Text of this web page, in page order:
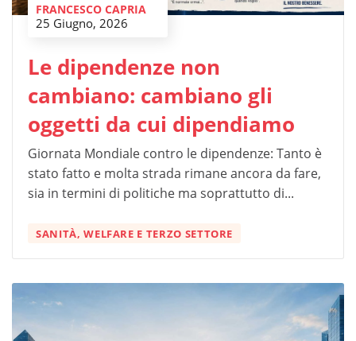
FRANCESCO CAPRIA
25 Giugno, 2026
Le dipendenze non
cambiano: cambiano gli
oggetti da cui dipendiamo
Giornata Mondiale contro le dipendenze: Tanto è
stato fatto e molta strada rimane ancora da fare,
sia in termini di politiche ma soprattutto di...
SANITÀ, WELFARE E TERZO SETTORE